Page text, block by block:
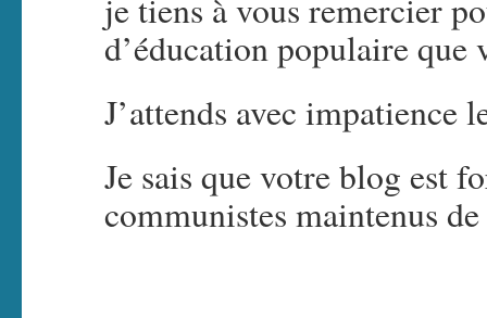
je tiens à vous remercier
d’éducation populaire que
J’attends avec impatience
Je sais que votre blog est
communistes maintenus